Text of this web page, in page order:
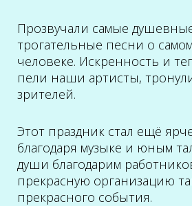
Прозвучали самые
трогательные песни о
человеке. Искренность и
пели наши артисты,
зрителей.
Этот праздник стал ещё
благодаря музыке и юным
души благодарим
прекрасную организацию
прекрасного события.